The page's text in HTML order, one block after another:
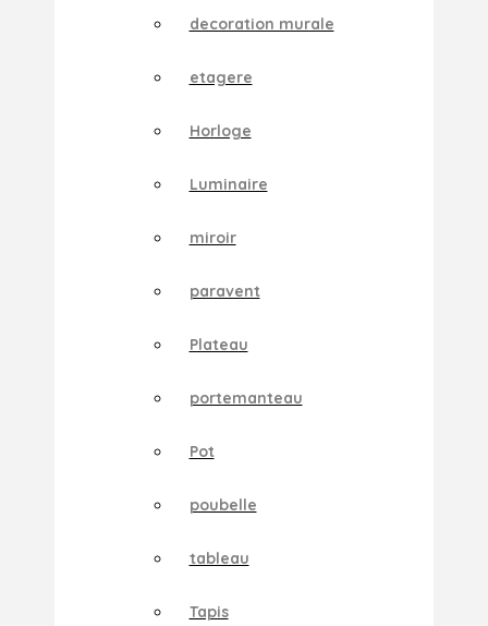
decoration murale
etagere
Horloge
Luminaire
miroir
paravent
Plateau
portemanteau
Pot
poubelle
tableau
Tapis